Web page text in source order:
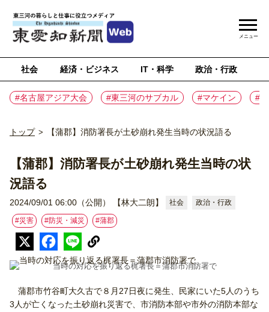
社会 経済・ビジネス IT・科学 政治・行政
#名古屋アジア大会 #東三河のサブカル #マケイン #
メニュー
トップ > 【蒲郡】消防署長が土砂崩れ発生当時の状況語る
【蒲郡】消防署長が土砂崩れ発生当時の状
況語る
2024/09/01 06:00（公開） 【林大二朗】 社会 政治・行政
#災害 #防災・減災 #蒲郡
当時の対応を振り返る梶署長＝蒲郡市消防署で
蒲郡市竹谷町大久古で８月27日夜に発生、民家にいた5人のうち
3人が亡くなった土砂崩れ災害で、市消防本部や市外の消防本部な